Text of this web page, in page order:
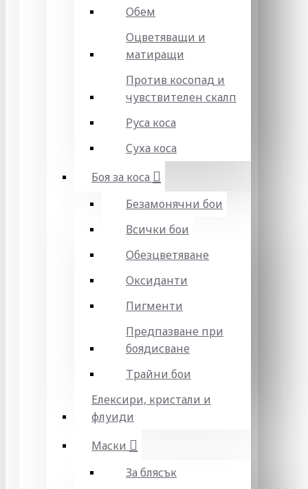
Обем
Оцветяващи и
матиращи
Против косопад и
чувствителен скалп
Руса коса
Суха коса
Боя за коса
Безамонячни бои
Всички бои
Обезцветяване
Оксиданти
Пигменти
Предпазване при
боядисване
Трайни бои
Елексири, кристали и
флуиди
Маски
За блясък